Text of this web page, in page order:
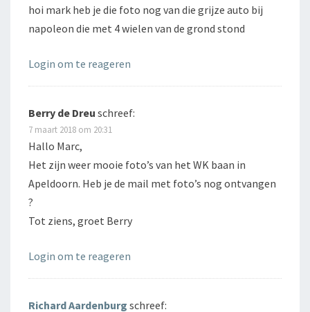
hoi mark heb je die foto nog van die grijze auto bij
napoleon die met 4 wielen van de grond stond
Login om te reageren
Berry de Dreu schreef:
7 maart 2018 om 20:31
Hallo Marc,
Het zijn weer mooie foto’s van het WK baan in
Apeldoorn. Heb je de mail met foto’s nog ontvangen
?
Tot ziens, groet Berry
Login om te reageren
Richard Aardenburg schreef: